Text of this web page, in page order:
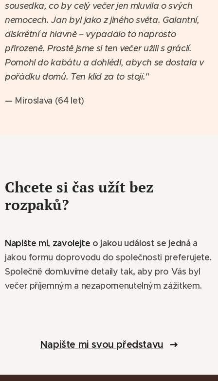
sousedka, co by celý večer jen mluvila o svých
nemocech. Jan byl jako z jiného světa. Galantní,
diskrétní a hlavně – vypadalo to naprosto
přirozeně. Prostě jsme si ten večer užili s grácií.
Pomohl do kabátu a dohlédl, abych se dostala v
pořádku domů. Ten klid za to stojí."
— Miroslava (64 let)
Chcete si čas užít bez
rozpaků?
Napište mi, zavolejte o jakou událost se jedná a
jakou formu doprovodu do společnosti preferujete.
Společně domluvíme detaily tak, aby pro Vás byl
večer příjemným a nezapomenutelným zážitkem.
Napište mi svou představu